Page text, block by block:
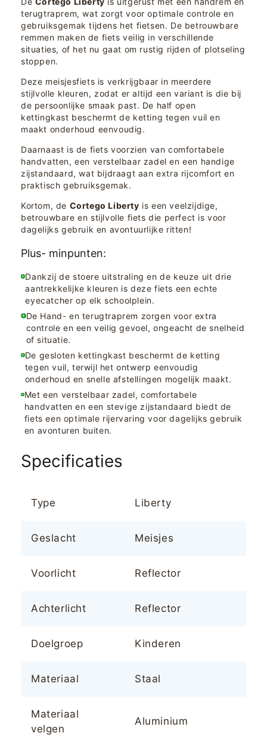
terugtraprem, wat zorgt voor optimale controle en
gebruiksgemak tijdens het fietsen. De betrouwbare
remmen maken de fiets veilig in verschillende
situaties, of het nu gaat om rustig rijden of plotseling
stoppen.
Deze meisjesfiets is verkrijgbaar in meerdere
stijlvolle kleuren, zodat er altijd een variant is die bij
de persoonlijke smaak past. De half open
kettingkast beschermt de ketting tegen vuil en
maakt onderhoud eenvoudig.
Daarnaast is de fiets voorzien van comfortabele
handvatten, een verstelbaar zadel en een handige
zijstandaard, wat bijdraagt aan extra rijcomfort en
praktisch gebruiksgemak.
Kortom, de Cortego Liberty is een veelzijdige,
betrouwbare en stijlvolle fiets die perfect is voor
dagelijks gebruik en avontuurlijke ritten!
Plus- minpunten:
Dankzij de stoere uitstraling en de keuze uit drie
aantrekkelijke kleuren is deze fiets een echte
eyecatcher op elk schoolplein.
De Hand- en terugtraprem zorgen voor extra
controle en een veilig gevoel, ongeacht de snelheid
of situatie.
De gesloten kettingkast beschermt de ketting
tegen vuil, terwijl het ontwerp eenvoudig
onderhoud en snelle afstellingen mogelijk maakt.
Met een verstelbaar zadel, comfortabele
handvatten en een stevige zijstandaard biedt de
fiets een optimale rijervaring voor dagelijks gebruik
en avonturen buiten.
Specificaties
Type Liberty
Geslacht Meisjes
Voorlicht Reflector
Achterlicht Reflector
Doelgroep Kinderen
Materiaal Staal
Materiaal
velgen
Aluminium